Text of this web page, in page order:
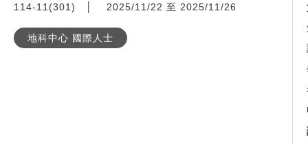
114-11(301) 2025/11/22 至 2025/11/26
地科中心 國際人士